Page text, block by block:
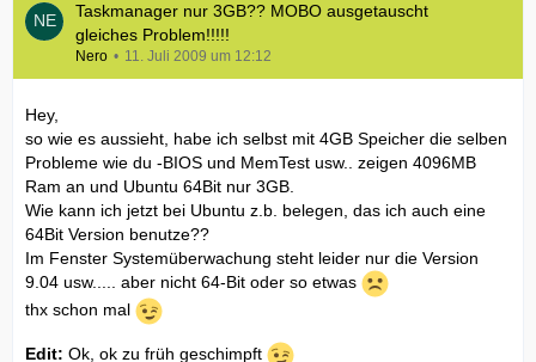
Taskmanager nur 3GB?? MOBO ausgetauscht
gleiches Problem!!!!!
Nero 11. Juli 2009 um 12:12
Hey,
so wie es aussieht, habe ich selbst mit 4GB Speicher die selben
Probleme wie du -BIOS und MemTest usw.. zeigen 4096MB
Ram an und Ubuntu 64Bit nur 3GB.
Wie kann ich jetzt bei Ubuntu z.b. belegen, das ich auch eine
64Bit Version benutze??
Im Fenster Systemüberwachung steht leider nur die Version
9.04 usw..... aber nicht 64-Bit oder so etwas
thx schon mal
Edit: Ok, ok zu früh geschimpft